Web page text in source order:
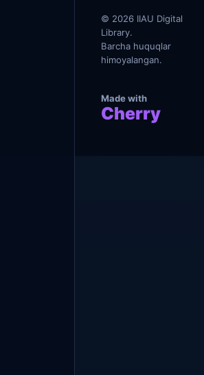
и
я
© 2026 IIAU Digital
Library.
Barcha huquqlar
himoyalangan.
Made with
Cherry